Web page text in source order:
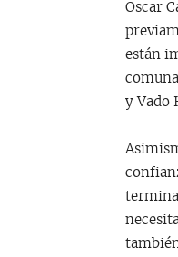
Oscar
están
y Vado